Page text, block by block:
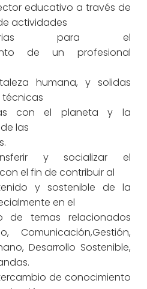
educativo a través de
actividades
para el
de un profesional
humana, y solidas
con el planeta y la
las
y socializar el
el fin de contribuir al
y sostenible de la
en el
de temas relacionados
Comunicación,Gestión,
Desarrollo Sostenible,
de conocimiento